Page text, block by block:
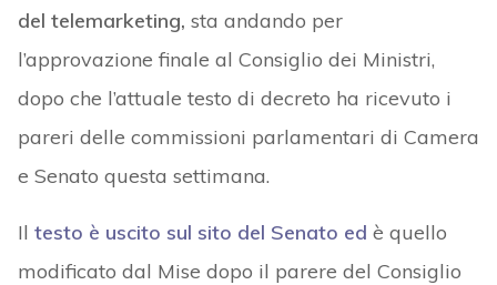
del telemarketing, sta andando per
l’approvazione finale al Consiglio dei Ministri,
dopo che l’attuale testo di decreto ha ricevuto i
pareri delle commissioni parlamentari di Camera
e Senato questa settimana.
Il testo è uscito sul sito del Senato ed è quello
modificato dal Mise dopo il parere del Consiglio